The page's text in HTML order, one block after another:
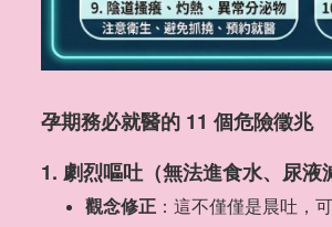
孕期務必就醫的 11 個危險徵兆
1. 劇烈嘔吐（無法進食水、尿液
觀念修正 ：這不僅僅是晨吐，